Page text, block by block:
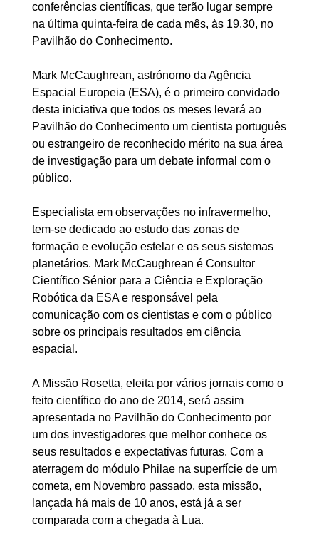
conferências científicas, que terão lugar sempre
na última quinta-feira de cada mês, às 19.30, no
Pavilhão do Conhecimento.
Mark McCaughrean, astrónomo da Agência
Espacial Europeia (ESA), é o primeiro convidado
desta iniciativa que todos os meses levará ao
Pavilhão do Conhecimento um cientista português
ou estrangeiro de reconhecido mérito na sua área
de investigação para um debate informal com o
público.
Especialista em observações no infravermelho,
tem-se dedicado ao estudo das zonas de
formação e evolução estelar e os seus sistemas
planetários. Mark McCaughrean é Consultor
Científico Sénior para a Ciência e Exploração
Robótica da ESA e responsável pela
comunicação com os cientistas e com o público
sobre os principais resultados em ciência
espacial.
A Missão Rosetta, eleita por vários jornais como o
feito científico do ano de 2014, será assim
apresentada no Pavilhão do Conhecimento por
um dos investigadores que melhor conhece os
seus resultados e expectativas futuras. Com a
aterragem do módulo Philae na superfície de um
cometa, em Novembro passado, esta missão,
lançada há mais de 10 anos, está já a ser
comparada com a chegada à Lua.